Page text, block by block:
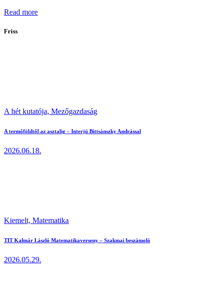
Read more
Friss
A hét kutatója, Mezőgazdaság
A termőföldtől az asztalig – Interjú Bittsánszky Andrással
2026.06.18.
Kiemelt, Matematika
TIT Kalmár László Matematikaverseny – Szakmai beszámoló
2026.05.29.